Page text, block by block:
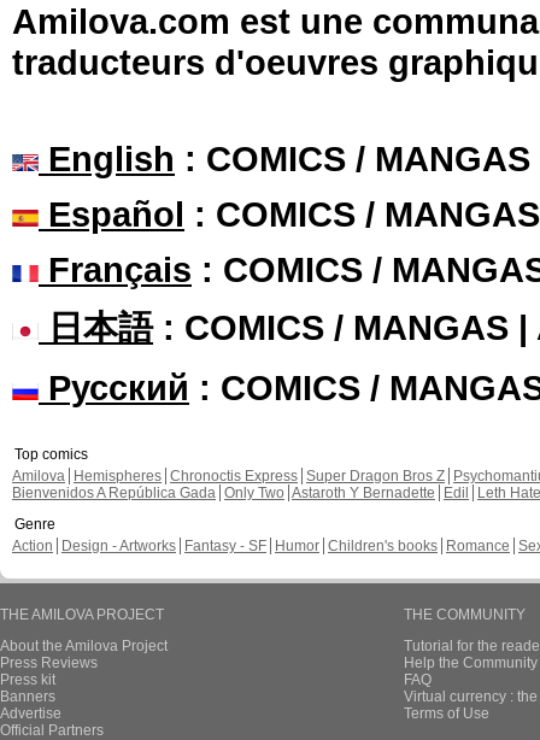
Amilova.com est une
traducteurs d'oeuvres
English : COMICS /
Español : COMICS /
Français : COMICS /
日本語: COMICS / MANGAS |
Русский : COMICS /
Top comics
Amilova
Hemispheres Chronoctis Express Super Dragon Bros Z
Bienvenidos A República Gada Only Two Astaroth Y Bernadette Edil
Leth Hate
Genre
Action
Design - Artworks Fantasy - SF Humor Children's books Romance
THE AMILOVA PROJECT
About the Amilova Project
Press Reviews
Press kit
Banners
Advertise
Official Partners
THE COMMUNITY
Tutorial for the
Help the
FAQ
Virtual currency :
Terms of Use